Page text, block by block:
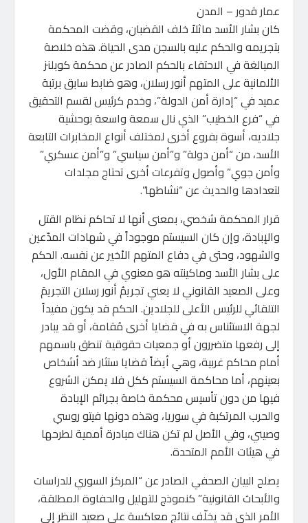
عمار قدور – المدن
كان بشار الأسد ماثلاً خلف القضبان، وقضت المحكمة
بتجريمه والحكم عليه بالسجن مدى الحياة. هذه خلاصة
المبالغة في الاحتفاء بالحكم الصادر عن محكمة كوبلنز
الألمانية على المتهم أنور رسلان، وهو ضابط سابق برتبة
عميد في “إدارة أمن الدولة”، وخدم كرئيس لقسم التحقيق
في “فرع الخطيب” الذي نال سمعة واسعة بوحشية
جلاديه، أسوة بفروع أخرى لمختلف أنواع المخابرات التابعة
الأسد، من “أمن دولة” و”أمن سياسي” و”أمن عسكري”
وأمن جوي” وأصول وتفرعات أخرى تحتاج مجلدات
لتعدادها والحديث عن “نشاطها”.
قرار المحكمة شخصي، بمعنى أنها لا تحاكم نظام القتل
والإبادة، وإن كان السيستم موجوداً في شهادات المدّعين
والشهود، وحتى في دفاع المتهم الأخير عن نفسه. الحكم
على بشار الأسد وماكينته هو معنوي في المقام الأول،
وعلى الصعيد القانوني لا يعني تجريمُ أنور رسلان التجريمَ
التلقائي للرئيس الأعلى للجلادين. الحكم قد يكون مفيداً
لجهة الاستئناس به في قضايا أخرى مُقامة، أو قد يبادر
إلى رفعها متضررون أو جمعيات حقوقية تنطق باسمهم
أمام محاكم غربية، وهي أيضاً قضايا ستثار ضد أشخاص
بعينهم، أما محاكمة السيستم ككل فلا يمكن الشروع
فيها من دون تأسيس محكمة خاصة بجرائم الإبادة
والحرب المرتكبة في سوريا، وهذه دونها فيتو روسي
وصيني، وفي الأصل لم تكن هناك مبادرة أممية لطرحها
في هيئات الأمم المتحدة.
يصلح البيان الصحفي الصادر عن “المركز السوري للدراسات
والأبحاث القانونية” كنموذج للتهليل والحفاوة المطلقة،
الأمر الذي قد يخلّف نتائج معاكسة على صعيد النظر إلى